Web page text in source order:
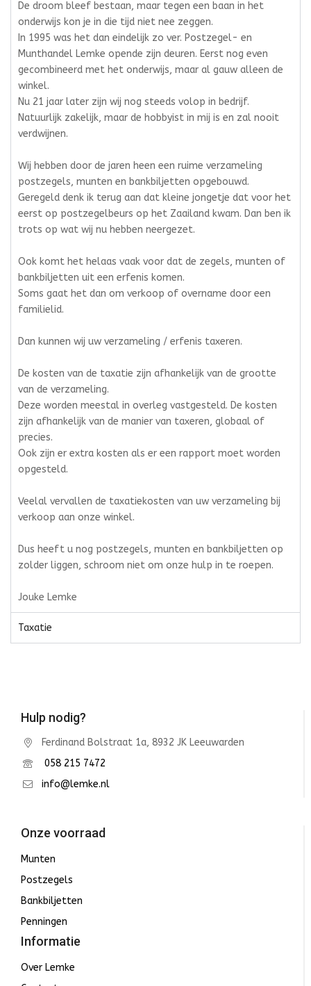
De droom bleef bestaan, maar tegen een baan in het
onderwijs kon je in die tijd niet nee zeggen.
In 1995 was het dan eindelijk zo ver. Postzegel- en
Munthandel Lemke opende zijn deuren. Eerst nog even
gecombineerd met het onderwijs, maar al gauw alleen de
winkel.
Nu 21 jaar later zijn wij nog steeds volop in bedrijf.
Natuurlijk zakelijk, maar de hobbyist in mij is en zal nooit
verdwijnen.
Wij hebben door de jaren heen een ruime verzameling
postzegels, munten en bankbiljetten opgebouwd.
Geregeld denk ik terug aan dat kleine jongetje dat voor het
eerst op postzegelbeurs op het Zaailand kwam. Dan ben ik
trots op wat wij nu hebben neergezet.
Ook komt het helaas vaak voor dat de zegels, munten of
bankbiljetten uit een erfenis komen.
Soms gaat het dan om verkoop of overname door een
familielid.
Dan kunnen wij uw verzameling / erfenis taxeren.
De kosten van de taxatie zijn afhankelijk van de grootte
van de verzameling.
Deze worden meestal in overleg vastgesteld. De kosten
zijn afhankelijk van de manier van taxeren, globaal of
precies.
Ook zijn er extra kosten als er een rapport moet worden
opgesteld.
Veelal vervallen de taxatiekosten van uw verzameling bij
verkoop aan onze winkel.
Dus heeft u nog postzegels, munten en bankbiljetten op
zolder liggen, schroom niet om onze hulp in te roepen.
Jouke Lemke
Taxatie
Hulp nodig?
Ferdinand Bolstraat 1a, 8932 JK Leeuwarden
058 215 7472
info@lemke.nl
Onze voorraad
Munten
Postzegels
Bankbiljetten
Penningen
Informatie
Over Lemke